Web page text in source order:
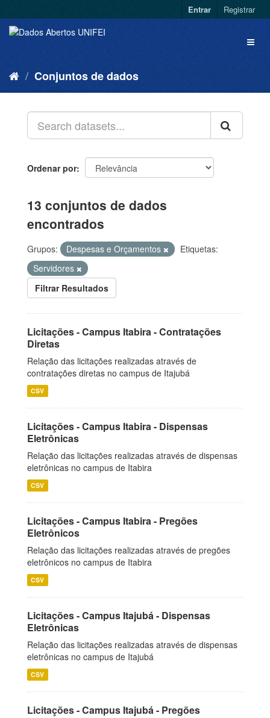
Entrar Registrar
Conjuntos de dados
Ordenar por
13 conjuntos de dados
encontrados
Grupos: Despesas e Orçamentos
Etiquetas:
Servidores
Filtrar Resultados
Licitações - Campus Itabira - Contratações
Diretas
Relação das licitações realizadas através de
contratações diretas no campus de Itajubá
CSV
Licitações - Campus Itabira - Dispensas
Eletrônicas
Relação das licitações realizadas através de dispensas
eletrônicas no campus de Itabira
CSV
Licitações - Campus Itabira - Pregões
Eletrônicos
Relação das licitações realizadas através de pregões
eletrônicos no campus de Itabira
CSV
Licitações - Campus Itajubá - Dispensas
Eletrônicas
Relação das licitações realizadas através de dispensas
eletrônicas no campus de Itajubá
CSV
Licitações - Campus Itajubá - Pregões